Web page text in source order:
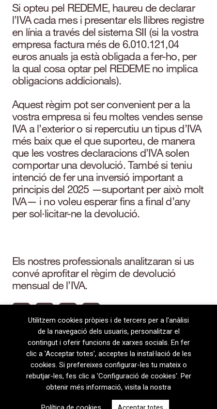
Si opteu pel REDEME, haureu de declarar
l’IVA cada mes i presentar els llibres registre
en línia a través del sistema SII (si la vostra
empresa factura més de 6.010.121,04
euros anuals ja està obligada a fer-ho, per
la qual cosa optar pel REDEME no implica
obligacions addicionals).
Aquest règim pot ser convenient per a la
vostra empresa si feu moltes vendes sense
IVA a l’exterior o si repercutiu un tipus d’IVA
més baix que el que suporteu, de manera
que les vostres declaracions d’IVA solen
comportar una devolució. També si teniu
intenció de fer una inversió important a
principis del 2025 —suportant per això molt
IVA— i no voleu esperar fins a final d’any
per sol·licitar-ne la devolució.
Els nostres professionals analitzaran si us
convé aprofitar el règim de devolució
mensual de l’IVA.
08720 Vilafranca del Penedès · General Prim 5, 2n · Barcelona
Utilitzem cookies pròpies i de tercers per a l'anàlisi
de la navegació dels usuaris, personalitzar el
contingut i oferir funcions de xarxes socials. En fer
clic a 'Acceptar totes', acceptes la instal·lació de les
cookies. Si prefereixes configurar-les tu mateix o
rebutjar-les, fes clic a 'Configuració de cookies'. Per
obtenir més informació, visita la nostra